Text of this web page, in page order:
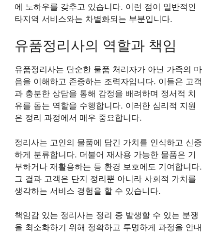
에 노하우를 갖추고 있습니다. 이런 점이 일반적인
타지역 서비스와는 차별화되는 부분입니다.
유품정리사의 역할과 책임
유품정리사는 단순한 물품 처리자가 아닌 가족의 마
음을 이해하고 존중하는 조력자입니다. 이들은 고객
과 충분한 상담을 통해 감정을 배려하며 정서적 치
유를 돕는 역할을 수행합니다. 이러한 심리적 지원
은 정리 과정에서 매우 중요합니다.
정리사는 고인의 물품에 담긴 가치를 인식하고 신중
하게 분류합니다. 더불어 재사용 가능한 물품은 기
부하거나 재활용하는 등 환경 보호에도 기여합니다.
그 결과 고객은 단지 정리뿐 아니라 사회적 가치를
생각하는 서비스 경험을 할 수 있습니다.
책임감 있는 정리사는 정리 중 발생할 수 있는 분쟁
을 최소화하기 위해 정확하고 투명하게 과정을 안내